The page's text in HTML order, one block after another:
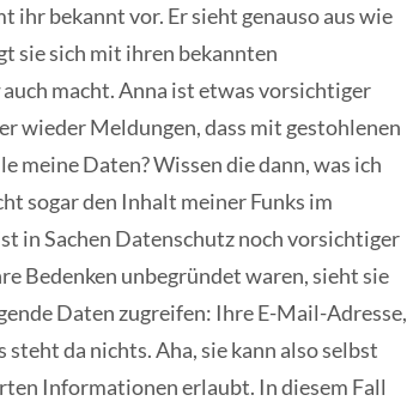
bekannt vor. Er sieht genauso aus wie
sie sich mit ihren bekannten
auch macht. Anna ist etwas vorsichtiger
wieder Meldungen, dass mit gestohlenen
meine Daten? Wissen die dann, was ich
sogar den Inhalt meiner Funks im
in Sachen Datenschutz noch vorsichtiger
Bedenken unbegründet waren, sieht sie
Daten zugreifen: Ihre E-Mail-Adresse,
da nichts. Aha, sie kann also selbst
Informationen erlaubt. In diesem Fall